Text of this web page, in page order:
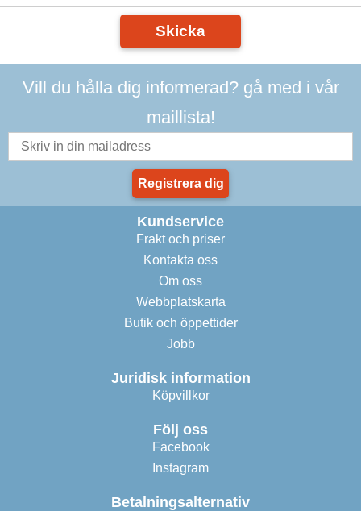
Skicka
Vill du hålla dig informerad? gå med i vår
maillista!
Registrera dig
Kundservice
Frakt och priser
Kontakta oss
Om oss
Webbplatskarta
Butik och öppettider
Jobb
Juridisk information
Köpvillkor
Följ oss
Facebook
Instagram
Betalningsalternativ